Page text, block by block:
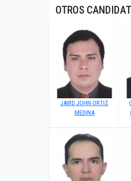
OTROS
JAIRD JOHN ORTIZ
MEDINA